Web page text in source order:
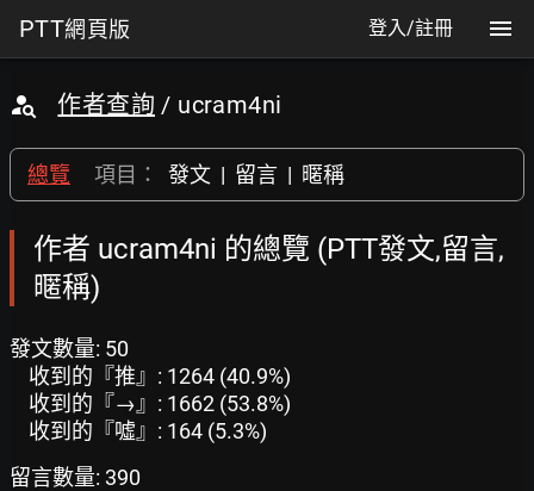
PTT網頁版 登入/註冊
作者查詢 / ucram4ni
總覽 項目： 發文 | 留言 | 暱稱
作者 ucram4ni 的總覽 (PTT發文,留言,
暱稱)
發文數量: 50
收到的『推』: 1264 (40.9%)
收到的『→』: 1662 (53.8%)
收到的『噓』: 164 (5.3%)
留言數量: 390